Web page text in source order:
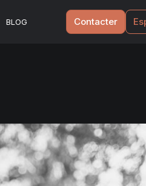
BLOG Contacter